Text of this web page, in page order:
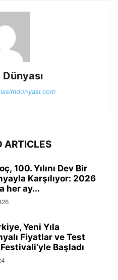
Dünyası
ARTICLES
100. Yılını Dev Bir
Karşılıyor: 2026
her ay...
Yeni Yıla
Fiyatlar ve Test
Başladı